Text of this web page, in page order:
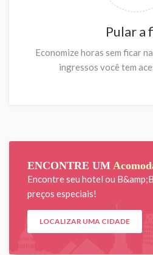
Pular a
Economize horas sem ficar
ingressos você tem
ENCONTRE UM
Encontre seu hotel ou
preços especiais!
LOCALIZAR UMA CIDADE